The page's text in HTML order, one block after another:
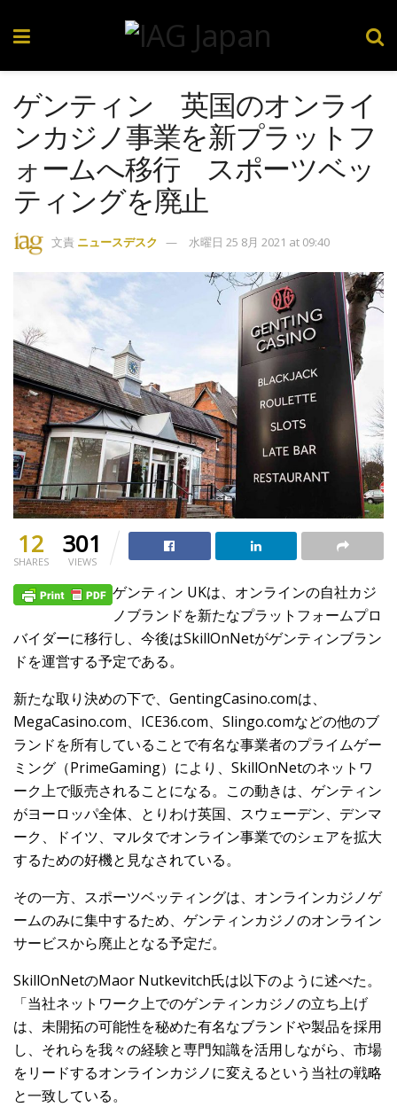
ゲンティン 英国のオンライ
ンカジノ事業を新プラットフ
ォームへ移行 スポーツベッ
ティングを廃止
文責 ニュースデスク 水曜日 25 8月 2021 at 09:40
12
SHARES
301
VIEWS
ゲンティン UKは、オンラインの自社カジ
ノブランドを新たなプラットフォームプロ
バイダーに移行し、今後はSkillOnNetがゲンティンブラン
ドを運営する予定である。
新たな取り決めの下で、GentingCasino.comは、
MegaCasino.com、ICE36.com、Slingo.comなどの他のブ
ランドを所有していることで有名な事業者のプライムゲー
ミング（PrimeGaming）により、SkillOnNetのネットワ
ーク上で販売されることになる。この動きは、ゲンティン
がヨーロッパ全体、とりわけ英国、スウェーデン、デンマ
ーク、ドイツ、マルタでオンライン事業でのシェアを拡大
するための好機と見なされている。
その一方、スポーツベッティングは、オンラインカジノゲ
ームのみに集中するため、ゲンティンカジノのオンライン
サービスから廃止となる予定だ。
SkillOnNetのMaor Nutkevitch氏は以下のように述べた。
「当社ネットワーク上でのゲンティンカジノの立ち上げ
は、未開拓の可能性を秘めた有名なブランドや製品を採用
し、それらを我々の経験と専門知識を活用しながら、市場
をリードするオンラインカジノに変えるという当社の戦略
と一致している。